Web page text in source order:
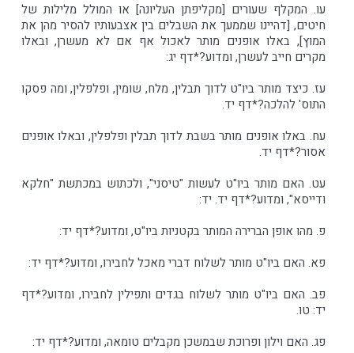
עו. המקלף שעורים [מקליפתן העליונה] או המולל מלילות של
חיטים, [דהיינו שממעך את השבלים בין אצבעותיו להסיר מהן את
המוץ], באלו אופנים מותר לאכול אף אם לא מעשרן, ובאלו
מקרים חייב לעשרן, ומדוע?*דף יג:
עז. כיצד מותר ביו"ט לדוך תבלין, מלח, שומין, ופלפלין, ומה פסקו
התוס' להלכה?*דף יד.
עח. באלו אופנים מותר בשבת לדוך תבלין ופלפלין, ובאלו אופנים
אסור?*דף יד.
עט. האם מותר ביו"ט לעשות "טיסני", ולכתוש במכתשת "חלקא
ודייסא", ומדוע?*דף יד. יד:
פ. מהו אופן הברירה המותר בקטניות ביו"ט, ומדוע?*דף יד:
פא. האם ביו"ט מותר לשלוח דברי מאכל לחבירו, ומדוע?*דף יד:
פב. האם ביו"ט מותר לשלוח בגדים ותפילין לחבירו, ומדוע?*דף
יד: טו.
פג. האם וילון ופרוכת שבמשכן מקבלים טומאה, ומדוע?*דף יד: